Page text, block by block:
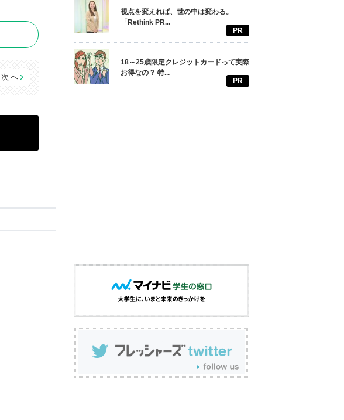
次へ
視点を変えれば、世の中は変わる。
「Rethink PR...
PR
18～25歳限定クレジットカードって実際
お得なの？ 特...
PR